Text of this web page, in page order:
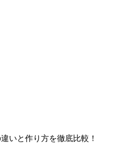
いと作り方を徹底比較！